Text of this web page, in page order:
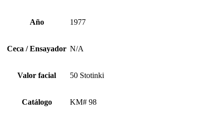
Año 1977
Ceca / Ensayador N/A
Valor facial 50 Stotinki
Catálogo KM# 98